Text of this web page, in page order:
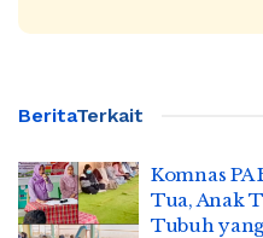
BeritaTerkait
Komnas
Tua, Anak
Tubuh